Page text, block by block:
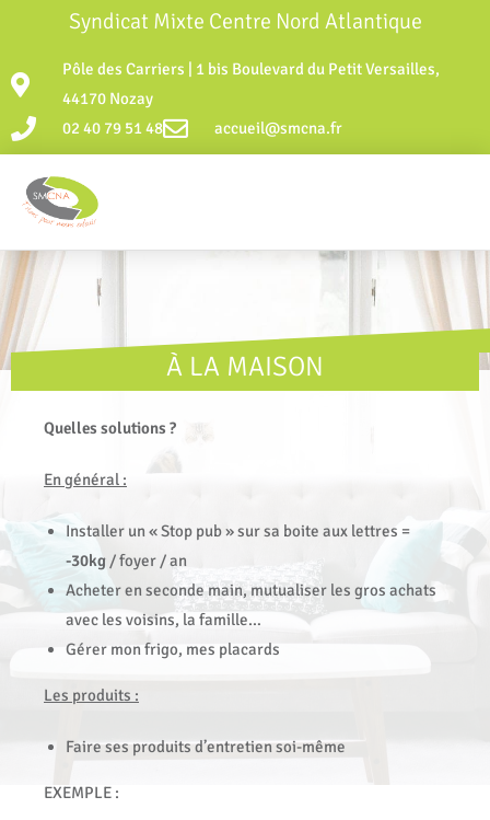
Syndicat Mixte Centre Nord Atlantique
Pôle des Carriers | 1 bis Boulevard du Petit Versailles,
44170 Nozay
02 40 79 51 48
accueil@smcna.fr
À LA MAISON
Quelles solutions ?
En général :
Installer un « Stop pub » sur sa boite aux lettres =
-30kg / foyer / an
Acheter en seconde main, mutualiser les gros achats
avec les voisins, la famille…
Gérer mon frigo, mes placards
Les produits :
Faire ses produits d’entretien soi-même
EXEMPLE :